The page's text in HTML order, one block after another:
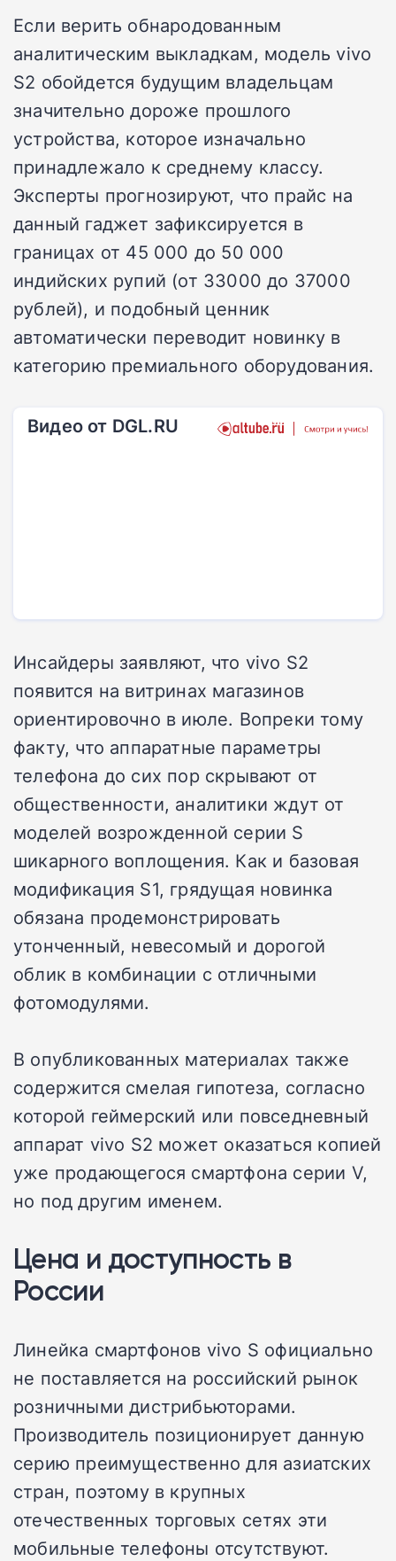
Если верить обнародованным
аналитическим выкладкам, модель vivo
S2 обойдется будущим владельцам
значительно дороже прошлого
устройства, которое изначально
принадлежало к среднему классу.
Эксперты прогнозируют, что прайс на
данный гаджет зафиксируется в
границах от 45 000 до 50 000
индийских рупий (от 33000 до 37000
рублей), и подобный ценник
автоматически переводит новинку в
категорию премиального оборудования.
Видео от DGL.RU
Инсайдеры заявляют, что vivo S2
появится на витринах магазинов
ориентировочно в июле. Вопреки тому
факту, что аппаратные параметры
телефона до сих пор скрывают от
общественности, аналитики ждут от
моделей возрожденной серии S
шикарного воплощения. Как и базовая
модификация S1, грядущая новинка
обязана продемонстрировать
утонченный, невесомый и дорогой
облик в комбинации с отличными
фотомодулями.
В опубликованных материалах также
содержится смелая гипотеза, согласно
которой геймерский или повседневный
аппарат vivo S2 может оказаться копией
уже продающегося смартфона серии V,
но под другим именем.
Цена и доступность в
России
Линейка смартфонов vivo S официально
не поставляется на российский рынок
розничными дистрибьюторами.
Производитель позиционирует данную
серию преимущественно для азиатских
стран, поэтому в крупных
отечественных торговых сетях эти
мобильные телефоны отсутствуют.